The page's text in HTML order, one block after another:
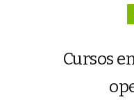
Cursos